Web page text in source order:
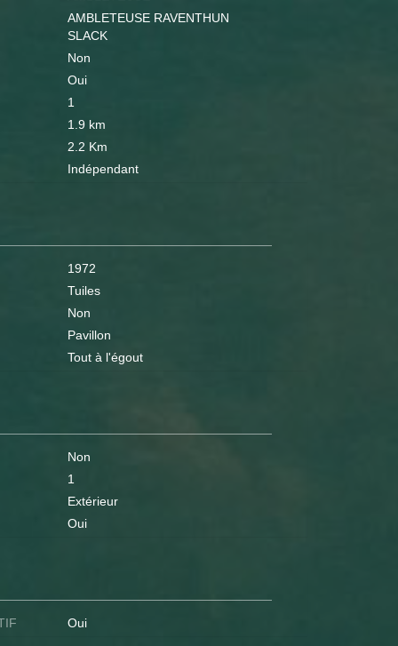
AMBLETEUSE RAVENTHUN
SLACK
Non
Oui
1
1.9 km
2.2 Km
Indépendant
1972
Tuiles
Non
Pavillon
Tout à l'égout
Non
1
Extérieur
Oui
Oui